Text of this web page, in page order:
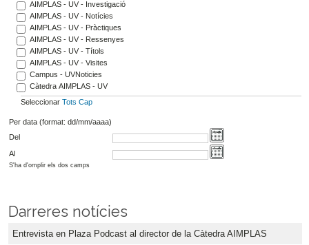
AIMPLAS - UV - Investigació
AIMPLAS - UV - Notícies
AIMPLAS - UV - Pràctiques
AIMPLAS - UV - Ressenyes
AIMPLAS - UV - Títols
AIMPLAS - UV - Visites
Campus - UVNoticies
Càtedra AIMPLAS - UV
Seleccionar Tots Cap
Per data (format: dd/mm/aaaa)
Del
Al
S'ha d'omplir els dos camps
Darreres notícies
Entrevista en Plaza Podcast al director de la Càtedra AIMPLAS